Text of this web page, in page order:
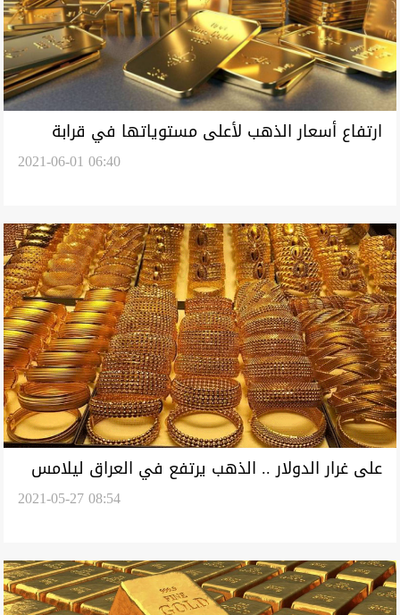
ارتفاع أسعار الذهب لأعلى مستوياتها في قرابة
2021-06-01 06:40
على غرار الدولار .. الذهب يرتفع في العراق ليلامس
2021-05-27 08:54